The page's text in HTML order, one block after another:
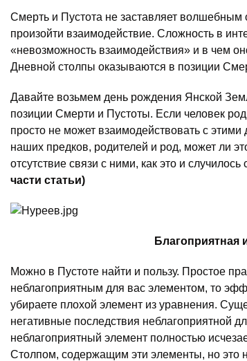
Смерть и Пустота не заставляет волшебным
произойти взаимодействие. Сложность в
«невозможность взаимодействия» и в чем
Дневной столпы оказываются в позиции
Давайте возьмем день рождения Янской
позиции Смерти и Пустоты. Если человек
просто не может взаимодействовать с
наших предков, родителей и род, может ли
отсутствие связи с ними, как это и
части статьи)
Благоприятная
Можно в Пустоте найти и пользу. Простое
неблагоприятным для вас элементом, то
убираете плохой элемент из уравнения.
негативные последствия неблагоприятной
неблагоприятный элемент полностью
Столпом, содержащим эти элементы, но это